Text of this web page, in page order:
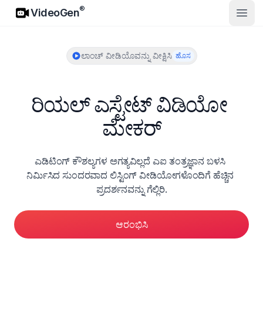
VideoGen
VideoGen®
ಲಾಂಚ್ ವೀಡಿಯೊವನ್ನು ವೀಕ್ಷಿಸಿ ಹೊಸ
ರಿಯಲ್ ಎಸ್ಟೇಟ್ ವಿಡಿಯೋ
ಮೇಕರ್
ಎಡಿಟಿಂಗ್ ಕೌಶಲ್ಯಗಳ ಅಗತ್ಯವಿಲ್ಲದೆ ಎಐ ತಂತ್ರಜ್ಞಾನ ಬಳಸಿ
ನಿರ್ಮಿಸಿದ ಸುಂದರವಾದ ಲಿಸ್ಟಿಂಗ್ ವೀಡಿಯೋಗಳೊಂದಿಗೆ ಹೆಚ್ಚಿನ
ಪ್ರದರ್ಶನವನ್ನು ಗೆಲ್ಲಿರಿ.
ಆರಂಭಿಸಿ